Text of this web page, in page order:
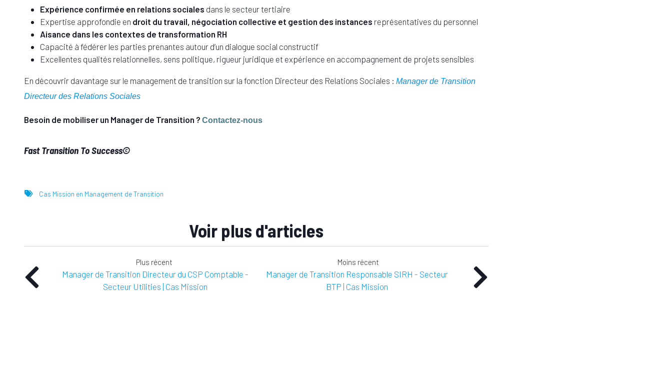
Expérience confirmée en relations sociales dans le secteur tertiaire
Expertise approfondie en droit du travail, négociation collective et gestion des instances représentatives du personnel
Aisance dans les contextes de transformation RH
Capacité à fédérer les parties prenantes autour d’un dialogue social constructif
Excellentes qualités relationnelles, sens politique, rigueur juridique et expérience en accompagnement de projets sensibles
En découvrir davantage sur le management de transition sur la fonction Directeur des Relations Sociales : Manager de Transition
Directeur des Relations Sociales
Besoin de mobiliser un Manager de Transition ? Contactez-nous
Fast Transition To Success©
Cas Mission en Management de Transition
Voir plus d'articles
Plus récent
Manager de Transition Directeur du CSP Comptable -
Secteur Utilities | Cas Mission
Moins récent
Manager de Transition Responsable SIRH - Secteur
BTP | Cas Mission